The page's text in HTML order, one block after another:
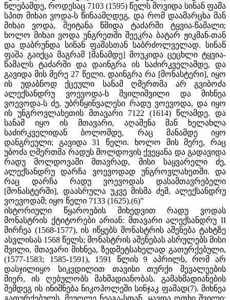
წლებამდე, როდესაც 7103 (1595) წელს მოვიდა სინან ფაშა
სპით მიხაი ვოდა-ს წინაამღდეგ, და რომ დაამარცხა მან
მიხაი ვოდა, შეიტანა წმიდა ტაძარში ტყვია-წამალი;
ხოლო მიხაი ვოდა უნგრეთში შეეკრა ბატარ ჟიკმან-თან
და დაბრუნდა სინან ფაშასთან საბრძოლველად. სინან
ფაშა გაიქცა მაგრამ [მანამდე] მოუკიდა ცეცხლი ტყვია-
წამალს ტაძარში და დაინგრა ის საძირკველამდე, და
გავიდა მის მერე 27 წელი. დაინგრა რა [მონასტერი], იყო
ის უდაბნოდ ქცეული სანამ ღმერთმა არ გვიბოძა
ალექსანდრუ ვოევოდა-ს შვილიშვილი და მიხნეა
ვოევოდა-ს ძე, უბრწყინვალესი რადუ ვოევოდა, და იყო
ის უნგროვლახეთის მთავარი 7122 (1614) წლამდე. და
სანამ იყო ის მთავარი, აღაშენა მან ხელახლა
საძირკველიდან ბოლომდე, რაც მანამდე იყო
დანგრეული; გავიდა 31 წელი. ხოლო მის მერე, რაც
უბოძა ღმერთმა რადუს მოლდოვის ქვეყანა და გადავიდა
რადუ მოლდოვაში მთავრად, მისი საყვარელი ძე,
ალექსანდრუ დარჩა ვოევოდად უნგროვლახეთში. და
რაც დარჩა რადუ ვოევოდას დასამთავრებელი
[მონასტერში], დაასრულა უკვე მისმა ძემ, ალექსანდრუ
ვოევოდამ; იყო წელი 7133 (1625).(6)”
ისტორიული წყაროების მიხედვით რადუ ვოდას
მონასტრის ქტიტორები არიან: მთავარი ალექსანდრუ II
მირჩეა (1568-1577), ის იწყებს მონასტრის აშენება ტახტზე
ასვლისას 1568 წელს; მონასტრის აშენებას ასრულებს მისი
შვილი, მთავარი მიხნეა, ზედმეტსახელად გათურქებული,
(1577-1583; 1585-1591), 1591 წლის 9 აპრილს, რომ არ
დასჯილიყო სიკვდილით თავისი თურქი მევალეების
მიერ, ის ღებულობს მახმადიანობას. გამახმადიანების
შემდეგ ის ინიშნება ნიკოპოლეში სინჯაკ ფაშად(7). მიხნეა
გათურქებულს, მეუღლე ნეაგა-სთან, ყავდა ოთხი შვილი: